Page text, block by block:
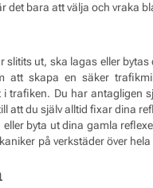
bara att välja och vraka
ut, ska lagas eller
att skapa en säker
Du har antagligen
att du själv alltid fixar dina
byta ut dina gamla
på verkstäder över